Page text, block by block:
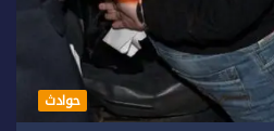
حوادث